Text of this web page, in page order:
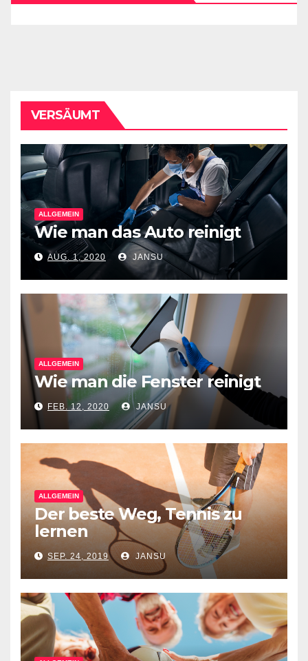
VERSÄUMT
ALLGEMEIN
Wie man das Auto reinigt
AUG. 1, 2020 JANSU
ALLGEMEIN
Wie man die Fenster reinigt
FEB. 12, 2020 JANSU
ALLGEMEIN
Der beste Weg, Tennis zu
lernen
SEP. 24, 2019 JANSU